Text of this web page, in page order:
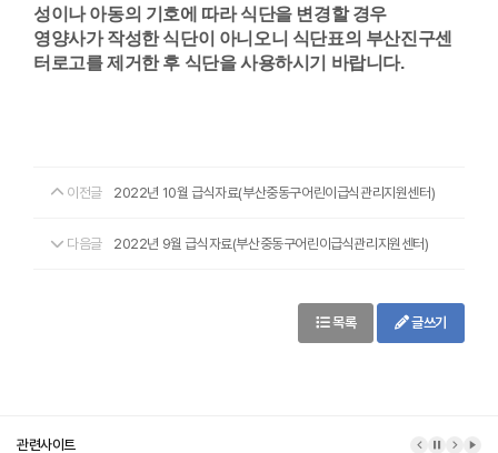
성이나 아동의 기호에 따라 식단을 변경할 경우
영양사가 작성한 식단이 아니오니 식단표의 부산진구센
터로고를 제거한 후 식단을 사용하시기 바랍니다.
이전글 2022년 10월 급식자료(부산중동구어린이급식관리지원센터)
다음글 2022년 9월 급식자료(부산중동구어린이급식관리지원센터)
목록 글쓰기
관련사이트